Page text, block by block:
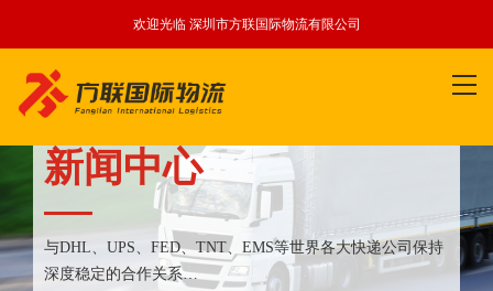
欢迎光临 深圳市方联国际物流有限公司
新闻中心
与DHL、UPS、FED、TNT、EMS等世界各大快递公司保持
深度稳定的合作关系